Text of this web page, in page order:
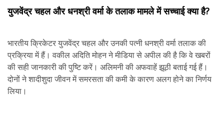
युजवेंद्र चहल और धनश्री वर्मा के तलाक मामले में सच्चाई क्या है?
भारतीय क्रिकेटर युजवेंद्र चहल और उनकी पत्नी धनश्री वर्मा तलाक की
प्रक्रिया में हैं। वकील अदिति मोहन ने मीडिया से अपील की है कि वे खबरों
की सही जानकारी की पुष्टि करें। अलिमनी की अफवाहें झूठी बताई गई हैं।
दोनों ने शादीशुदा जीवन में समरसता की कमी के कारण अलग होने का निर्णय
लिया।